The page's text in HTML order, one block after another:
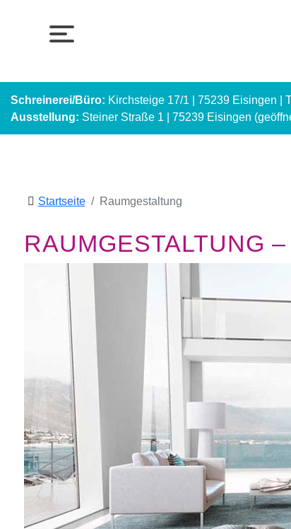
Schreinerei/Büro: Kirchsteige 17/1 | 75239 Eisingen |
Ausstellung: Steiner Straße 1 | 75239 Eisingen
Startseite Raumgestaltung
RAUMGESTALTUNG